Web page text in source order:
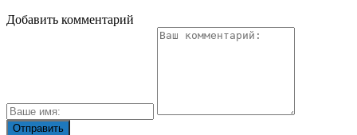
Добавить комментарий